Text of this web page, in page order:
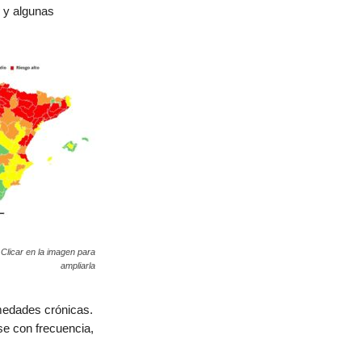
y algunas
en la imagen para
ampliarla
crónicas.
con frecuencia,